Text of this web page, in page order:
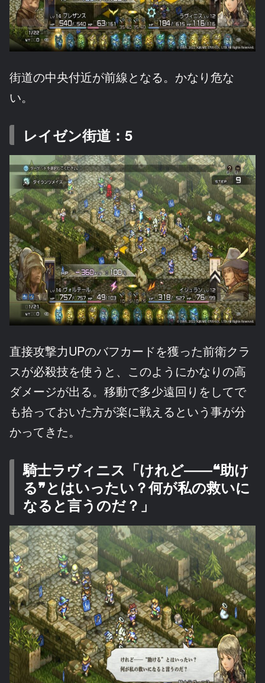
街道の中央付近が前線となる。かなり危な
い。
レイゼン街道：5
直接攻撃力UPのバフカードを獲った前衛クラ
スが必殺技を使うと、このようにかなりの高
ダメージが出る。移動で多少遠回りをしてで
も拾っておいた方が楽に戦えるという事が分
かってきた。
騎士ラヴィニス「けれど――❝助け
る❞とはいったい？何が私の救いに
なると言うのだ？」